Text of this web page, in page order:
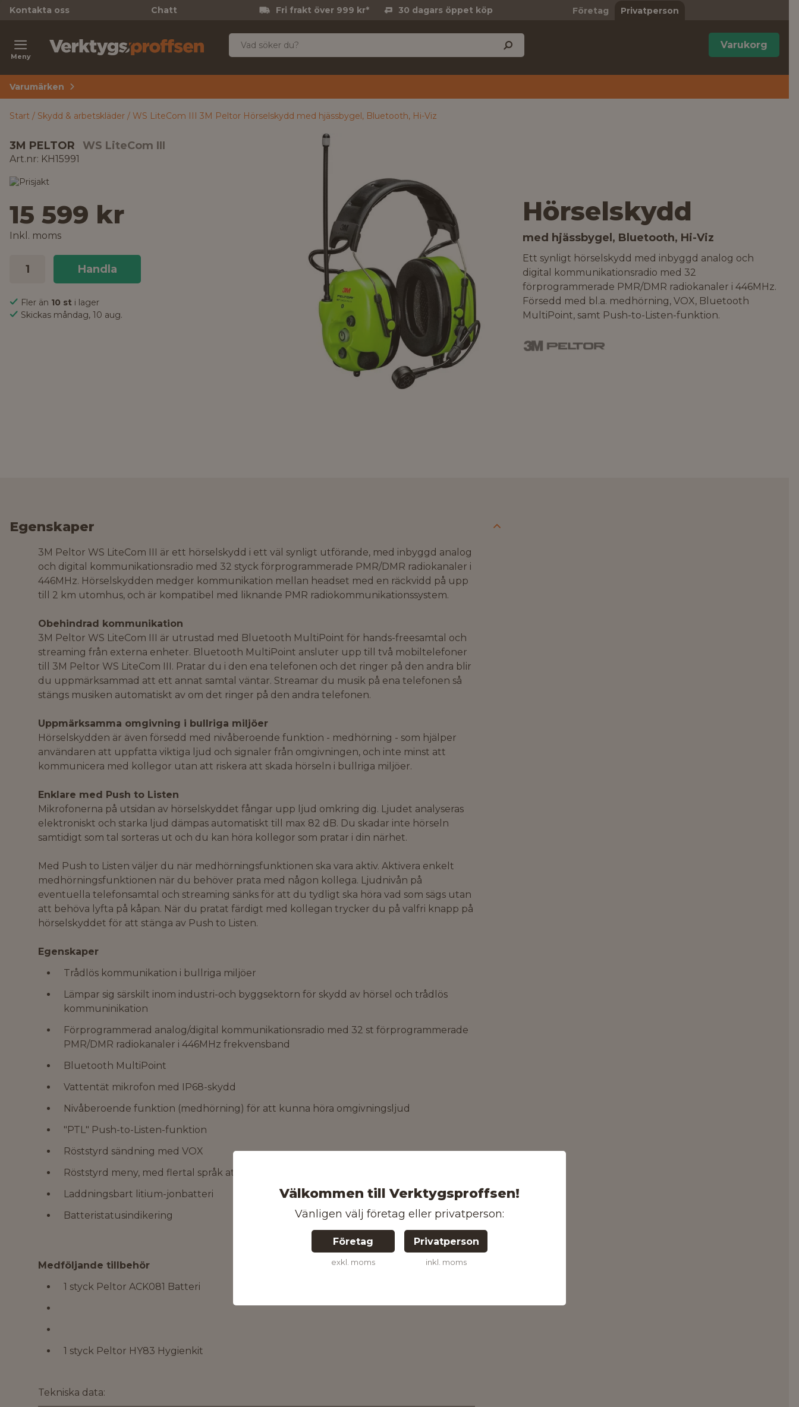
Välkommen till Verktygsproffsen!
Vänligen välj företag eller privatperson:
Företag
exkl. moms
Privatperson
inkl. moms
Kontakta oss Chatt Fri frakt över 999 kr* 30 dagars öppet köp Företag Privatperson
Meny
Varukorg
Varumärken
Start Skydd & arbetskläder WS LiteCom III 3M Peltor Hörselskydd med hjässbygel, Bluetooth, Hi-Viz
3M PELTOR WS LiteCom III
Art.nr: KH15991
15 599 kr
Inkl. moms
Handla
Fler än 10 st i lager
Skickas måndag, 10 aug.
Hörselskydd
med hjässbygel, Bluetooth, Hi-Viz
Ett synligt hörselskydd med inbyggd analog och
digital kommunikationsradio med 32
förprogrammerade PMR/DMR radiokanaler i 446MHz.
Försedd med bl.a. medhörning, VOX, Bluetooth
MultiPoint, samt Push-to-Listen-funktion.
Egenskaper
3M Peltor WS LiteCom III är ett hörselskydd i ett väl synligt utförande, med inbyggd analog
och digital kommunikationsradio med 32 styck förprogrammerade PMR/DMR radiokanaler i
446MHz. Hörselskydden medger kommunikation mellan headset med en räckvidd på upp
till 2 km utomhus, och är kompatibel med liknande PMR radiokommunikationssystem.
Obehindrad kommunikation
3M Peltor WS LiteCom III är utrustad med Bluetooth MultiPoint för hands-freesamtal och
streaming från externa enheter. Bluetooth MultiPoint ansluter upp till två mobiltelefoner
till 3M Peltor WS LiteCom III. Pratar du i den ena telefonen och det ringer på den andra blir
du uppmärksammad att ett annat samtal väntar. Streamar du musik på ena telefonen så
stängs musiken automatiskt av om det ringer på den andra telefonen.
Uppmärksamma omgivning i bullriga miljöer
Hörselskydden är även försedd med nivåberoende funktion - medhörning - som hjälper
användaren att uppfatta viktiga ljud och signaler från omgivningen, och inte minst att
kommunicera med kollegor utan att riskera att skada hörseln i bullriga miljöer.
Enklare med Push to Listen
Mikrofonerna på utsidan av hörselskyddet fångar upp ljud omkring dig. Ljudet analyseras
elektroniskt och starka ljud dämpas automatiskt till max 82 dB. Du skadar inte hörseln
samtidigt som tal sorteras ut och du kan höra kollegor som pratar i din närhet.
Med Push to Listen väljer du när medhörningsfunktionen ska vara aktiv. Aktivera enkelt
medhörningsfunktionen när du behöver prata med någon kollega. Ljudnivån på
eventuella telefonsamtal och streaming sänks för att du tydligt ska höra vad som sägs utan
att behöva lyfta på kåpan. När du pratat färdigt med kollegan trycker du på valfri knapp på
hörselskyddet för att stänga av Push to Listen.
Egenskaper
Trådlös kommunikation i bullriga miljöer
Lämpar sig särskilt inom industri-och byggsektorn för skydd av hörsel och trådlös
kommuninikation
Förprogrammerad analog/digital kommunikationsradio med 32 st förprogrammerade
PMR/DMR radiokanaler i 446MHz frekvensband
Bluetooth MultiPoint
Vattentät mikrofon med IP68-skydd
Nivåberoende funktion (medhörning) för att kunna höra omgivningsljud
"PTL" Push-to-Listen-funktion
Röststyrd sändning med VOX
Röststyrd meny, med flertal språk att välja mellan
Laddningsbart litium-jonbatteri
Batteristatusindikering
Medföljande tillbehör
1 styck Peltor ACK081 Batteri
1 styck Peltor HY83 Hygienkit
Tekniska data: